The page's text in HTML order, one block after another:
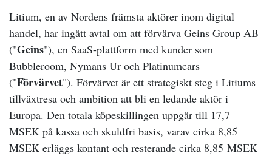
Litium, en av Nordens främsta aktörer inom digital
handel, har ingått avtal om att förvärva Geins Group AB
("Geins"), en SaaS-plattform med kunder som
Bubbleroom, Nymans Ur och Platinumcars
("Förvärvet"). Förvärvet är ett strategiskt steg i Litiums
tillväxtresa och ambition att bli en ledande aktör i
Europa. Den totala köpeskillingen uppgår till 17,7
MSEK på kassa och skuldfri basis, varav cirka 8,85
MSEK erläggs kontant och resterande cirka 8,85 MSEK